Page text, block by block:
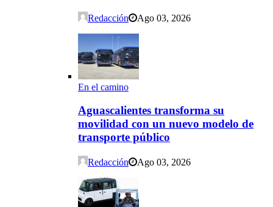
Redacción Ago 03, 2026
En el camino
Aguascalientes transforma su
movilidad con un nuevo modelo de
transporte público
Redacción Ago 03, 2026